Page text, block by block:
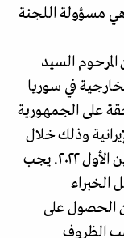
مسؤولة اللجنة
المرحوم السيد
في سوريا
على الجمهورية
وذلك خلال
سفر الوزير الإيراني لسوريا في أكتوبر/تشرين الأول ٢٠٢٢. يجب
الخبراء
الحصول على
الظروف